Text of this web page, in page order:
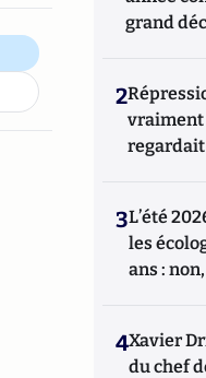
grand
2
vraiment
3L’été
les
ans :
4Xavier
du chef